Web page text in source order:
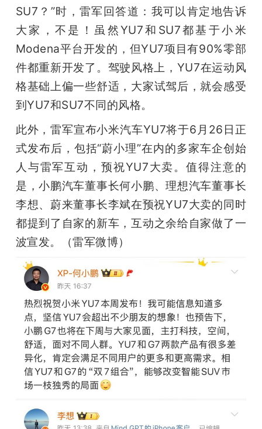
SU7？”时，雷军回答道：我可以肯定地告诉
大家，不是！虽然YU7和SU7都基于小米
Modena平台开发的，但YU7项目有90%零部
件都重新开发了。驾驶风格上，YU7在运动风
格基础上偏一些舒适，大家试驾后，就会感受
到YU7和SU7不同的风格。
此外，雷军宣布小米汽车YU7将于6月26日正
式发布后，包括“蔚小理”在内的多家车企创始
人与雷军互动，预祝YU7大卖。值得注意的
是，小鹏汽车董事长何小鹏、理想汽车董事长
李想、蔚来董事长李斌在预祝YU7大卖的同时
都提到了自家的新车，互动之余给自家做了一
波宣发。（雷军微博）